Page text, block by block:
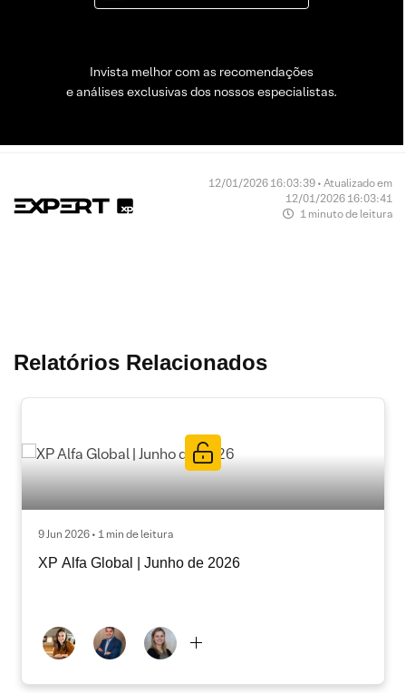
Invista melhor com as recomendações
e análises exclusivas dos nossos especialistas.
12/01/2026 16:03:39 • Atualizado em
12/01/2026 16:03:41
1 minuto de leitura
Relatórios Relacionados
9 Jun 2026 • 1 min de leitura
XP Alfa Global | Junho de 2026